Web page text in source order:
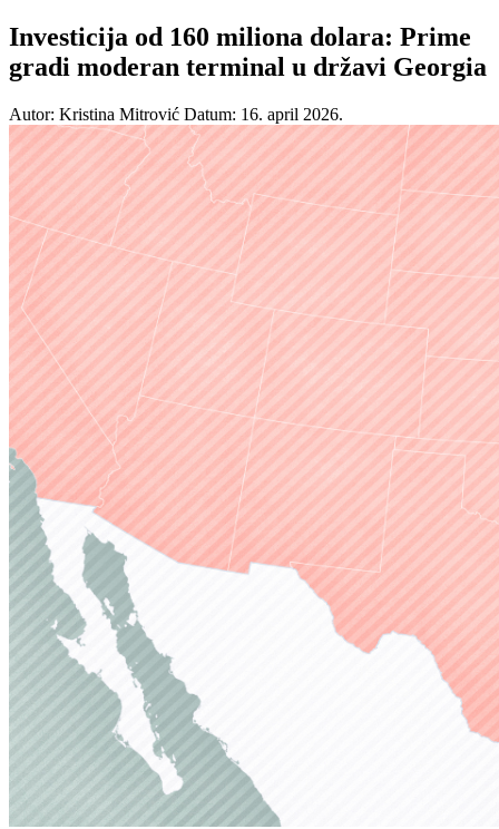
Investicija od 160 miliona dolara: Prime
gradi moderan terminal u državi Georgia
Autor: Kristina Mitrović Datum: 16. april 2026.